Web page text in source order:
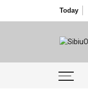
Today